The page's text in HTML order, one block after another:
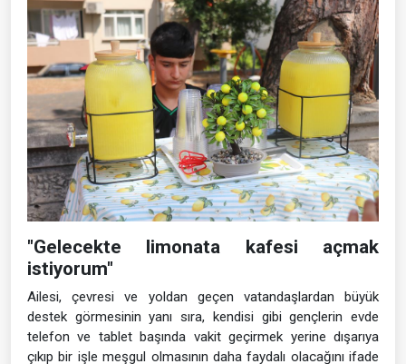
"Gelecekte limonata kafesi açmak
istiyorum"
Ailesi, çevresi ve yoldan geçen vatandaşlardan büyük
destek görmesinin yanı sıra, kendisi gibi gençlerin evde
telefon ve tablet başında vakit geçirmek yerine dışarıya
çıkıp bir işle meşgul olmasının daha faydalı olacağını ifade